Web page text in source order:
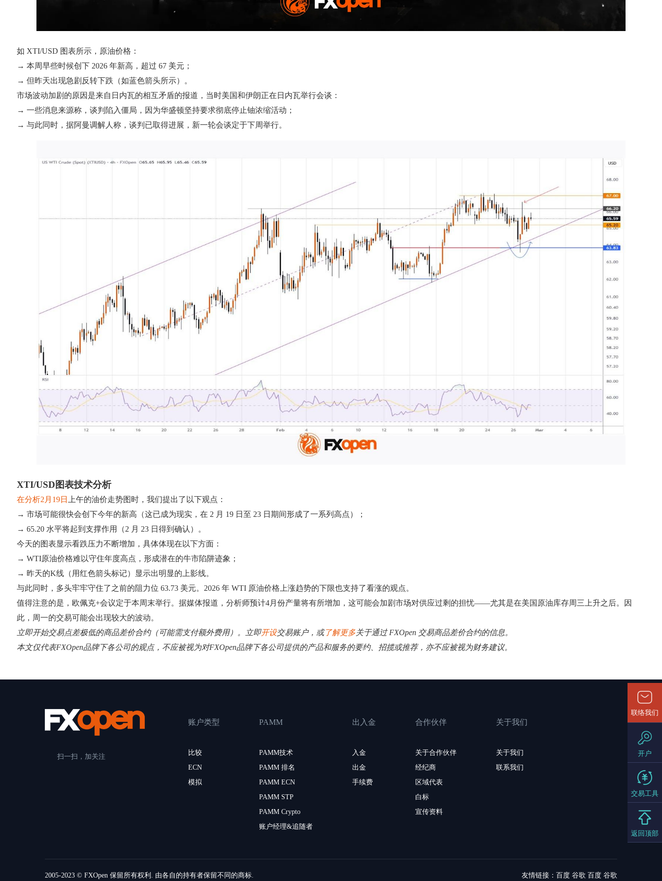
如 XTI/USD 图表所示，原油价格：
→ 本周早些时候创下 2026 年新高，超过 67 美元；
→ 但昨天出现急剧反转下跌（如蓝色箭头所示）。
市场波动加剧的原因是来自日内瓦的相互矛盾的报道，当时美国和伊朗正在日内瓦举行会谈：
→ 一些消息来源称，谈判陷入僵局，因为华盛顿坚持要求彻底停止铀浓缩活动；
→ 与此同时，据阿曼调解人称，谈判已取得进展，新一轮会谈定于下周举行。
XTI/USD图表技术分析
在分析2月19日
上午的油价走势图时，我们提出了以下观点：
→ 市场可能很快会创下今年的新高（这已成为现实，在 2 月 19 日至 23 日期间形成了一系列高点）；
→ 65.20 水平将起到支撑作用（2 月 23 日得到确认）。
今天的图表显示看跌压力不断增加，具体体现在以下方面：
→ WTI原油价格难以守住年度高点，形成潜在的牛市陷阱迹象；
→ 昨天的K线（用红色箭头标记）显示出明显的上影线。
与此同时，多头牢牢守住了之前的阻力位 63.73 美元。2026 年 WTI 原油价格上涨趋势的下限也支持了看涨的观点。
值得注意的是，欧佩克+会议定于本周末举行。据媒体报道，分析师预计4月份产量将有所增加，这可能会加剧市场对供应过剩的担忧——尤其是在美国原油库存周三上升之后。因
此，周一的交易可能会出现较大的波动。
立即开始交易点差极低的商品差价合约（可能需支付额外费用）。立即开设交易账户，或了解更多关于通过 FXOpen 交易商品差价合约的信息。
本文仅代表FXOpen品牌下各公司的观点，不应被视为对FXOpen品牌下各公司提供的产品和服务的要约、招揽或推荐，亦不应被视为财务建议。
扫一扫，加关注
账户类型
比较
ECN
模拟
PAMM
PAMM技术
PAMM 排名
PAMM ECN
PAMM STP
PAMM Crypto
账户经理&追随者
出入金
入金
出金
手续费
合作伙伴
关于合作伙伴
经纪商
区域代表
白标
宣传资料
关于我们
关于我们
联系我们
2005-2023 © FXOpen 保留所有权利. 由各自的持有者保留不同的商标. 友情链接：百度 谷歌 百度 谷歌
联络我们
开户
交易工具
返回顶部